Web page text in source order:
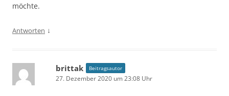
möchte.
Antworten ↓
brittak Beitragsautor
27. Dezember 2020 um 23:08 Uhr